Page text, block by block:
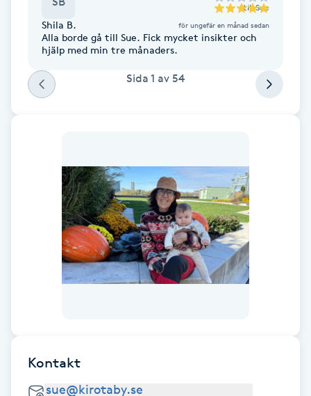
Face framing
Faceliftmassage
Fettreducering
Fibromassage
Fotmassage
Fotvård
till Sue
Shila B. för ungefär en månad sedan
Alla borde gå till Sue. Fick mycket insikter och
hjälp med min tre månaders.
Sida 1 av 54
Kontakt